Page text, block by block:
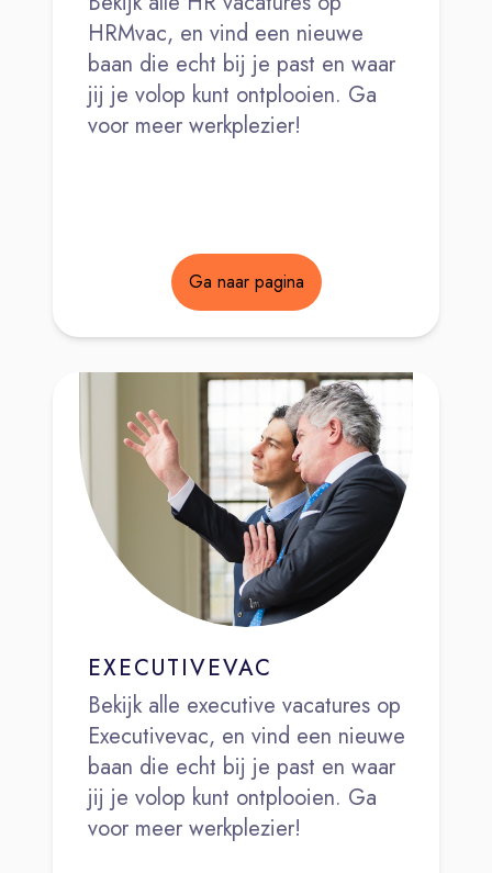
HRMvac, en vind een nieuwe
baan die echt bij je past en waar
jij je volop kunt ontplooien. Ga
voor meer werkplezier!
Ga naar pagina
EXECUTIVEVAC
Bekijk alle executive vacatures op
Executivevac, en vind een nieuwe
baan die echt bij je past en waar
jij je volop kunt ontplooien. Ga
voor meer werkplezier!